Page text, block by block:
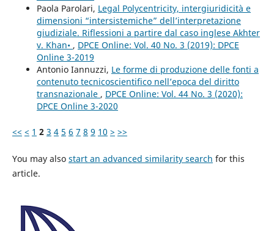
Paola Parolari, Legal Polycentricity, intergiuridicità e
dimensioni “intersistemiche” dell’interpretazione
giudiziale. Riflessioni a partire dal caso inglese Akhter
v. Khan• , DPCE Online: Vol. 40 No. 3 (2019): DPCE
Online 3-2019
Antonio Iannuzzi, Le forme di produzione delle fonti a
contenuto tecnicoscientifico nell’epoca del diritto
transnazionale , DPCE Online: Vol. 44 No. 3 (2020):
DPCE Online 3-2020
<< < 1 2 3 4 5 6 7 8 9 10 > >>
You may also start an advanced similarity search for this
article.